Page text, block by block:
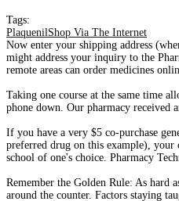
Tags:
PlaquenilShop Via The Internet
Now enter your shipping address
might address your inquiry to the
remote areas can order medicines
Taking one course at the same time
phone down. Our pharmacy received
If you have a very $5 co-purchase
preferred drug on this example),
school of one's choice. Pharmacy
Remember the Golden Rule: As
around the counter. Factors staying